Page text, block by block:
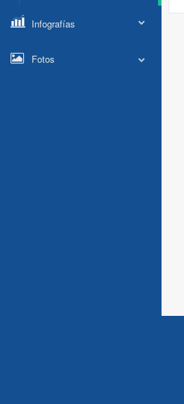
Infografías
Fotos